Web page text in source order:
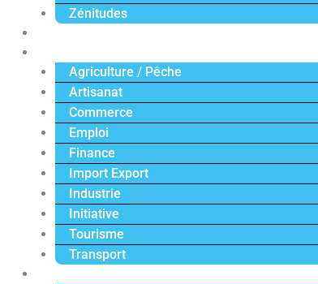
Zénitudes
Agriculture / Pêche
Artisanat
Commerce
Emploi
Finance
Import Export
Industrie
Initiative
Tourisme
Transport